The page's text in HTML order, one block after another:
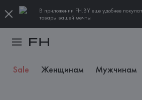
В приложении FH.BY еще удобнее
товары вашей мечты
Sale Женщинам Мужчинам